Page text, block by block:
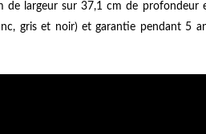
de largeur sur 37,1 cm de profondeur
gris et noir) et garantie pendant 5